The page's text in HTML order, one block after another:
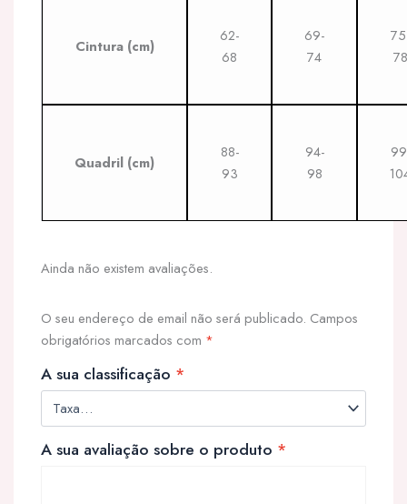
Cintura (cm)
62-
68
69-
74
78
Quadril (cm)
88-
93
94-
98
Ainda não existem avaliações.
O seu endereço de email não será publicado. Campos
obrigatórios marcados com *
A sua classificação *
A sua avaliação sobre o produto *